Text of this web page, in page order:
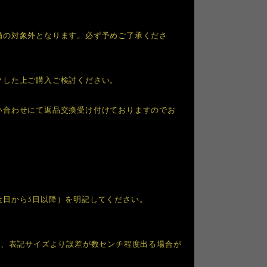
対象外となります。必ず予めご了承くださ
た上ご購入ご検討ください。
わせにて返品交換受け付けておりますのでお
から3日以降）を明記してください。
表記サイズより誤差が数センチ程度出る場合が